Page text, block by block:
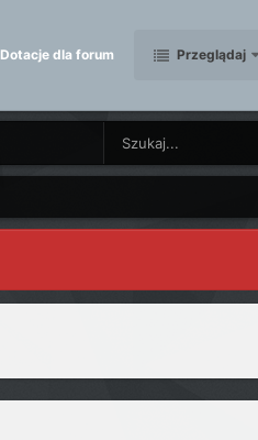
Dotacje dla forum Przeglądaj